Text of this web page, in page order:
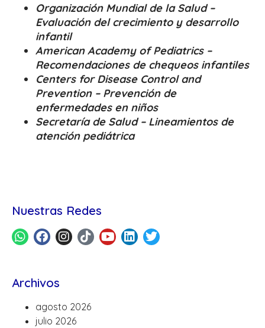
Organización Mundial de la Salud –
Evaluación del crecimiento y desarrollo
infantil
American Academy of Pediatrics –
Recomendaciones de chequeos infantiles
Centers for Disease Control and
Prevention – Prevención de
enfermedades en niños
Secretaría de Salud – Lineamientos de
atención pediátrica
Nuestras Redes
Archivos
agosto 2026
julio 2026